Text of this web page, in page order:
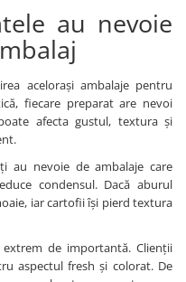
au nevoie
acelorași ambalaje pentru
fiecare preparat are nevoi
afecta gustul, textura și
au nevoie de ambalaje care
condensul. Dacă aburul
iar cartofii își pierd textura
de importantă. Clienții
aspectul fresh și colorat. De